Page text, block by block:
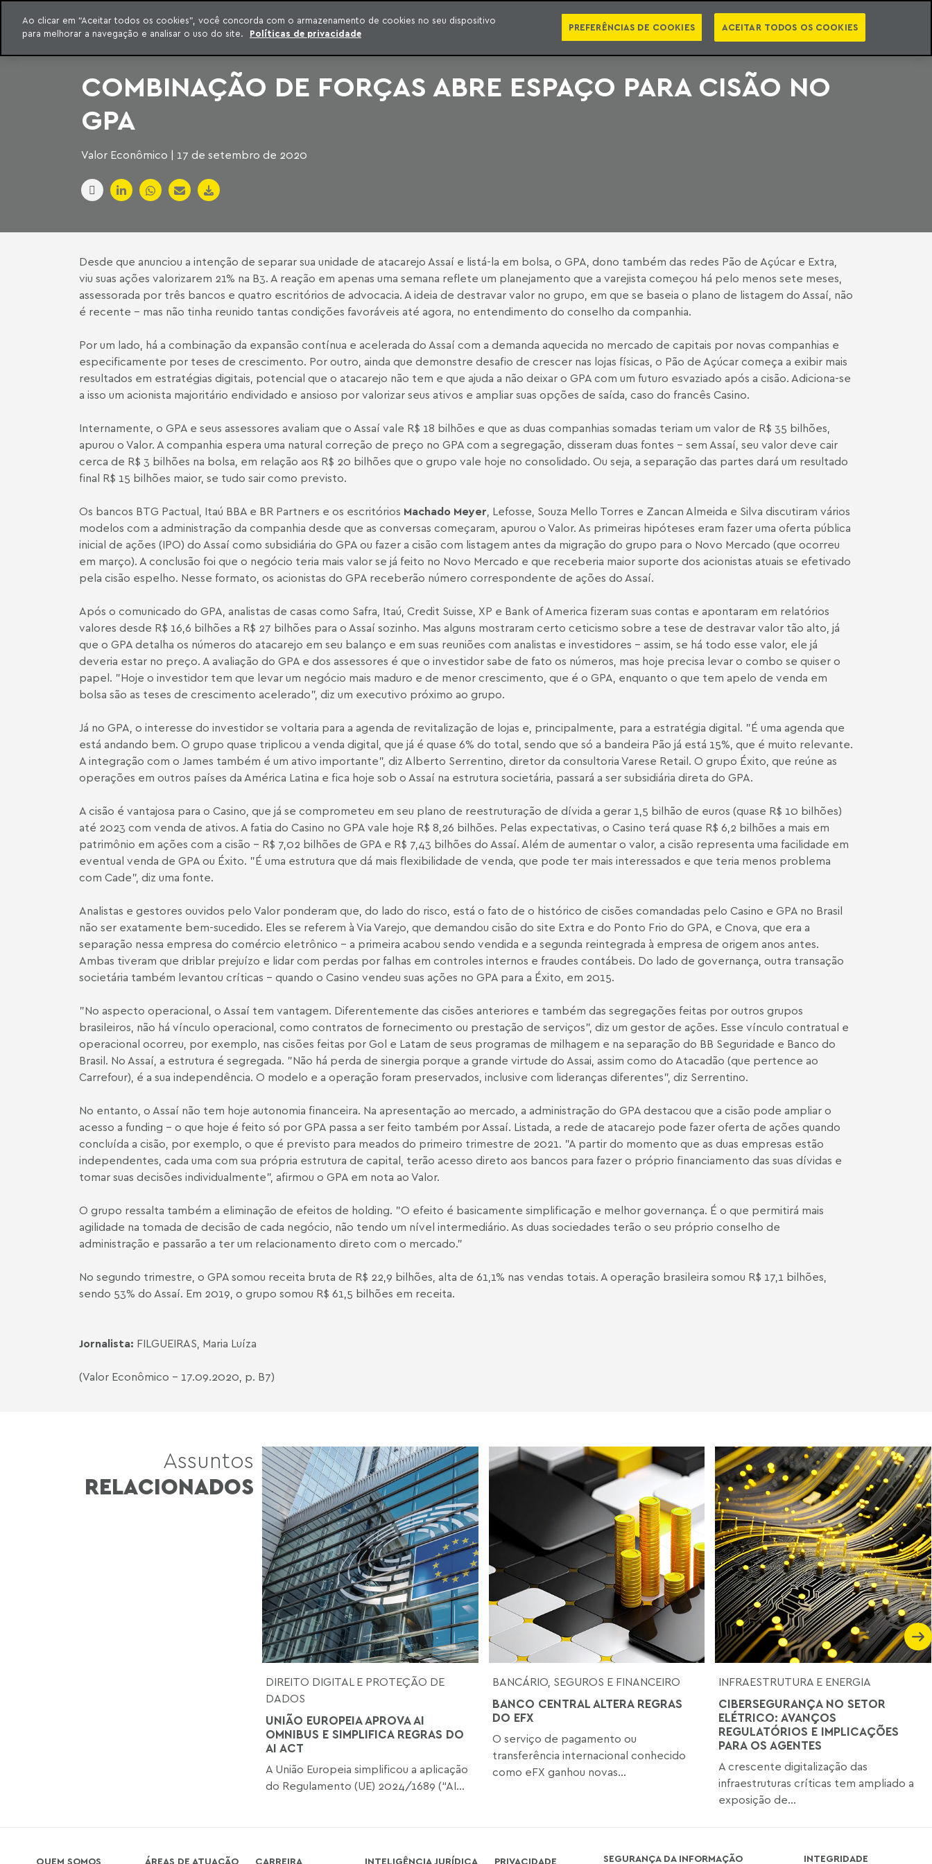
para o conteúdo
Machado Meyer
INTELIGÊNCIA JURÍDICA
CONTEÚDO EXCLUSIVO MACHADO MEYER ADVOGADOS
SÉRIES PUBLICAÇÕES EBOOKS PODCASTS NEWSLETTER VIDEOCASTS PT EN CATEGORIAS
COMBINAÇÃO DE FORÇAS ABRE ESPAÇO PARA CISÃO NO
GPA
Valor Econômico | 17 de setembro de 2020
Desde que anunciou a intenção de separar sua unidade de atacarejo Assaí e listá-la em bolsa, o GPA, dono também das redes Pão de Açúcar e Extra,
viu suas ações valorizarem 21% na B3. A reação em apenas uma semana reflete um planejamento que a varejista começou há pelo menos sete meses,
assessorada por três bancos e quatro escritórios de advocacia. A ideia de destravar valor no grupo, em que se baseia o plano de listagem do Assaí, não
é recente - mas não tinha reunido tantas condições favoráveis até agora, no entendimento do conselho da companhia.
Por um lado, há a combinação da expansão contínua e acelerada do Assaí com a demanda aquecida no mercado de capitais por novas companhias e
especificamente por teses de crescimento. Por outro, ainda que demonstre desafio de crescer nas lojas físicas, o Pão de Açúcar começa a exibir mais
resultados em estratégias digitais, potencial que o atacarejo não tem e que ajuda a não deixar o GPA com um futuro esvaziado após a cisão. Adiciona-se
a isso um acionista majoritário endividado e ansioso por valorizar seus ativos e ampliar suas opções de saída, caso do francês Casino.
Internamente, o GPA e seus assessores avaliam que o Assaí vale R$ 18 bilhões e que as duas companhias somadas teriam um valor de R$ 35 bilhões,
apurou o Valor. A companhia espera uma natural correção de preço no GPA com a segregação, disseram duas fontes - sem Assaí, seu valor deve cair
cerca de R$ 3 bilhões na bolsa, em relação aos R$ 20 bilhões que o grupo vale hoje no consolidado. Ou seja, a separação das partes dará um resultado
final R$ 15 bilhões maior, se tudo sair como previsto.
Os bancos BTG Pactual, Itaú BBA e BR Partners e os escritórios Machado Meyer, Lefosse, Souza Mello Torres e Zancan Almeida e Silva discutiram vários
modelos com a administração da companhia desde que as conversas começaram, apurou o Valor. As primeiras hipóteses eram fazer uma oferta pública
inicial de ações (IPO) do Assaí como subsidiária do GPA ou fazer a cisão com listagem antes da migração do grupo para o Novo Mercado (que ocorreu
em março). A conclusão foi que o negócio teria mais valor se já feito no Novo Mercado e que receberia maior suporte dos acionistas atuais se efetivado
pela cisão espelho. Nesse formato, os acionistas do GPA receberão número correspondente de ações do Assaí.
Após o comunicado do GPA, analistas de casas como Safra, Itaú, Credit Suisse, XP e Bank of America fizeram suas contas e apontaram em relatórios
valores desde R$ 16,6 bilhões a R$ 27 bilhões para o Assaí sozinho. Mas alguns mostraram certo ceticismo sobre a tese de destravar valor tão alto, já
que o GPA detalha os números do atacarejo em seu balanço e em suas reuniões com analistas e investidores - assim, se há todo esse valor, ele já
deveria estar no preço. A avaliação do GPA e dos assessores é que o investidor sabe de fato os números, mas hoje precisa levar o combo se quiser o
papel. "Hoje o investidor tem que levar um negócio mais maduro e de menor crescimento, que é o GPA, enquanto o que tem apelo de venda em
bolsa são as teses de crescimento acelerado", diz um executivo próximo ao grupo.
Já no GPA, o interesse do investidor se voltaria para a agenda de revitalização de lojas e, principalmente, para a estratégia digital. "É uma agenda que
está andando bem. O grupo quase triplicou a venda digital, que já é quase 6% do total, sendo que só a bandeira Pão já está 15%, que é muito relevante.
A integração com o James também é um ativo importante", diz Alberto Serrentino, diretor da consultoria Varese Retail. O grupo Éxito, que reúne as
operações em outros países da América Latina e fica hoje sob o Assaí na estrutura societária, passará a ser subsidiária direta do GPA.
A cisão é vantajosa para o Casino, que já se comprometeu em seu plano de reestruturação de dívida a gerar 1,5 bilhão de euros (quase R$ 10 bilhões)
até 2023 com venda de ativos. A fatia do Casino no GPA vale hoje R$ 8,26 bilhões. Pelas expectativas, o Casino terá quase R$ 6,2 bilhões a mais em
patrimônio em ações com a cisão - R$ 7,02 bilhões de GPA e R$ 7,43 bilhões do Assaí. Além de aumentar o valor, a cisão representa uma facilidade em
eventual venda de GPA ou Éxito. "É uma estrutura que dá mais flexibilidade de venda, que pode ter mais interessados e que teria menos problema
com Cade", diz uma fonte.
Analistas e gestores ouvidos pelo Valor ponderam que, do lado do risco, está o fato de o histórico de cisões comandadas pelo Casino e GPA no Brasil
não ser exatamente bem-sucedido. Eles se referem à Via Varejo, que demandou cisão do site Extra e do Ponto Frio do GPA, e Cnova, que era a
separação nessa empresa do comércio eletrônico - a primeira acabou sendo vendida e a segunda reintegrada à empresa de origem anos antes.
Ambas tiveram que driblar prejuízo e lidar com perdas por falhas em controles internos e fraudes contábeis. Do lado de governança, outra transação
societária também levantou críticas - quando o Casino vendeu suas ações no GPA para a Éxito, em 2015.
"No aspecto operacional, o Assaí tem vantagem. Diferentemente das cisões anteriores e também das segregações feitas por outros grupos
brasileiros, não há vínculo operacional, como contratos de fornecimento ou prestação de serviços", diz um gestor de ações. Esse vínculo contratual e
operacional ocorreu, por exemplo, nas cisões feitas por Gol e Latam de seus programas de milhagem e na separação do BB Seguridade e Banco do
Brasil. No Assaí, a estrutura é segregada. "Não há perda de sinergia porque a grande virtude do Assai, assim como do Atacadão (que pertence ao
Carrefour), é a sua independência. O modelo e a operação foram preservados, inclusive com lideranças diferentes", diz Serrentino.
No entanto, o Assaí não tem hoje autonomia financeira. Na apresentação ao mercado, a administração do GPA destacou que a cisão pode ampliar o
acesso a funding - o que hoje é feito só por GPA passa a ser feito também por Assaí. Listada, a rede de atacarejo pode fazer oferta de ações quando
concluída a cisão, por exemplo, o que é previsto para meados do primeiro trimestre de 2021. "A partir do momento que as duas empresas estão
independentes, cada uma com sua própria estrutura de capital, terão acesso direto aos bancos para fazer o próprio financiamento das suas dívidas e
tomar suas decisões individualmente", afirmou o GPA em nota ao Valor.
O grupo ressalta também a eliminação de efeitos de holding. "O efeito é basicamente simplificação e melhor governança. É o que permitirá mais
agilidade na tomada de decisão de cada negócio, não tendo um nível intermediário. As duas sociedades terão o seu próprio conselho de
administração e passarão a ter um relacionamento direto com o mercado."
No segundo trimestre, o GPA somou receita bruta de R$ 22,9 bilhões, alta de 61,1% nas vendas totais. A operação brasileira somou R$ 17,1 bilhões,
sendo 53% do Assaí. Em 2019, o grupo somou R$ 61,5 bilhões em receita.
Jornalista: FILGUEIRAS, Maria Luíza
(Valor Econômico - 17.09.2020, p. B7)
Assuntos
RELACIONADOS
DIREITO DIGITAL E PROTEÇÃO DE
DADOS
UNIÃO EUROPEIA APROVA AI
OMNIBUS E SIMPLIFICA REGRAS DO
AI ACT
A União Europeia simplificou a aplicação
do Regulamento (UE) 2024/1689 (“AI...
BANCÁRIO, SEGUROS E FINANCEIRO
BANCO CENTRAL ALTERA REGRAS
DO EFX
O serviço de pagamento ou
transferência internacional conhecido
como eFX ganhou novas...
INFRAESTRUTURA E ENERGIA
CIBERSEGURANÇA NO SETOR
ELÉTRICO: AVANÇOS
REGULATÓRIOS E IMPLICAÇÕES
PARA OS AGENTES
A crescente digitalização das
infraestruturas críticas tem ampliado a
exposição de...
QUEM SOMOS ÁREAS DE ATUAÇÃO CARREIRA INTELIGÊNCIA JURÍDICA PRIVACIDADE SEGURANÇA DA INFORMAÇÃO INTEGRIDADE
Ao clicar em “Aceitar todos os cookies”, você concorda com o armazenamento de cookies no seu dispositivo
para melhorar a navegação e analisar o uso do site.
Políticas de privacidade
PREFERÊNCIAS DE COOKIES ACEITAR TODOS OS COOKIES